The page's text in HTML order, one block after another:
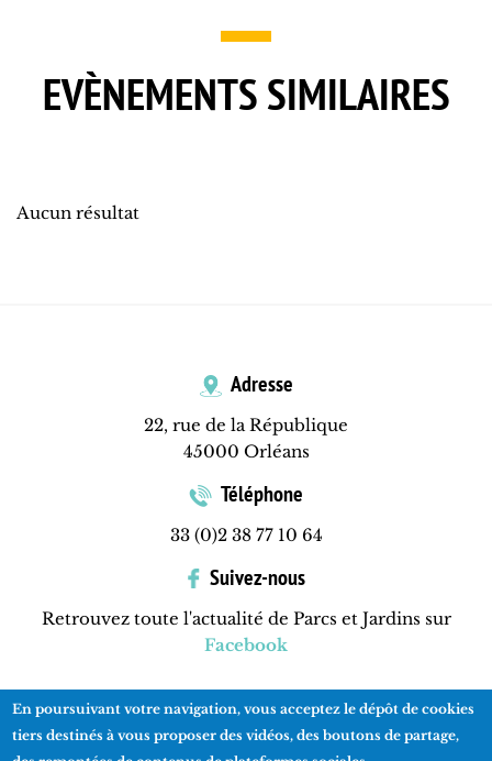
EVÈNEMENTS SIMILAIRES
Aucun résultat
Adresse
22, rue de la République
45000 Orléans
Téléphone
33 (0)2 38 77 10 64
Suivez-nous
Retrouvez toute l'actualité de Parcs et Jardins sur
Facebook
Contactez-nous Mentions légales Plan du site
En poursuivant votre navigation, vous acceptez le dépôt de cookies
tiers destinés à vous proposer des vidéos, des boutons de partage,